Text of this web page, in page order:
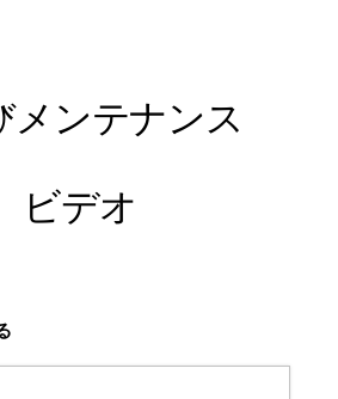
メンテナンス
ビデオ